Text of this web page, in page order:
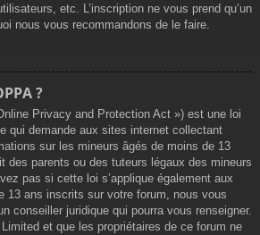
etc. L’inscription ne vous prend qu’un
nous vous recommandons de le faire.
?
Privacy and Protection Act ») est une loi
qui demande aux sites internet collectant
sur les mineurs âgés de moins de 13
des parents ou des tuteurs légaux des mineurs
pas si cette loi s’applique également aux
13 ans inscrits sur votre forum, nous vous
conseiller juridique qui pourra vous renseigner.
et que les propriétaires de ce forum ne